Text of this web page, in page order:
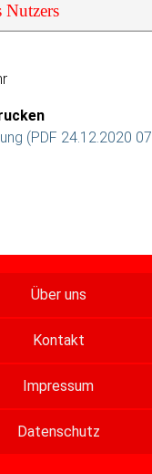
Nutzers
(PDF 24.12.2020
Über uns
Kontakt
Impressum
Datenschutz